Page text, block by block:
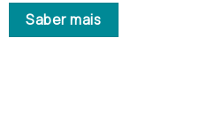
Saber mais